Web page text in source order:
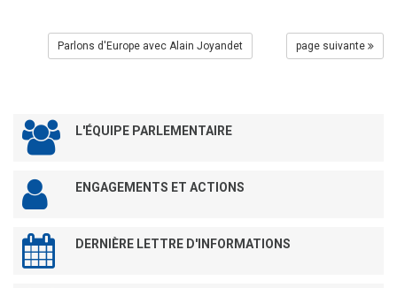
Parlons d'Europe avec Alain Joyandet page suivante
L'ÉQUIPE PARLEMENTAIRE
ENGAGEMENTS ET ACTIONS
DERNIÈRE LETTRE D'INFORMATIONS